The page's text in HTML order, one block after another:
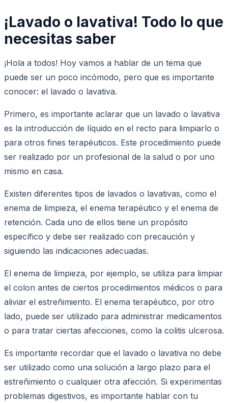
¡Lavado o lavativa! Todo lo que
necesitas saber
¡Hola a todos! Hoy vamos a hablar de un tema que
puede ser un poco incómodo, pero que es importante
conocer: el lavado o lavativa.
Primero, es importante aclarar que un lavado o lavativa
es la introducción de líquido en el recto para limpiarlo o
para otros fines terapéuticos. Este procedimiento puede
ser realizado por un profesional de la salud o por uno
mismo en casa.
Existen diferentes tipos de lavados o lavativas, como el
enema de limpieza, el enema terapéutico y el enema de
retención. Cada uno de ellos tiene un propósito
específico y debe ser realizado con precaución y
siguiendo las indicaciones adecuadas.
El enema de limpieza, por ejemplo, se utiliza para limpiar
el colon antes de ciertos procedimientos médicos o para
aliviar el estreñimiento. El enema terapéutico, por otro
lado, puede ser utilizado para administrar medicamentos
o para tratar ciertas afecciones, como la colitis ulcerosa.
Es importante recordar que el lavado o lavativa no debe
ser utilizado como una solución a largo plazo para el
estreñimiento o cualquier otra afección. Si experimentas
problemas digestivos, es importante hablar con tu